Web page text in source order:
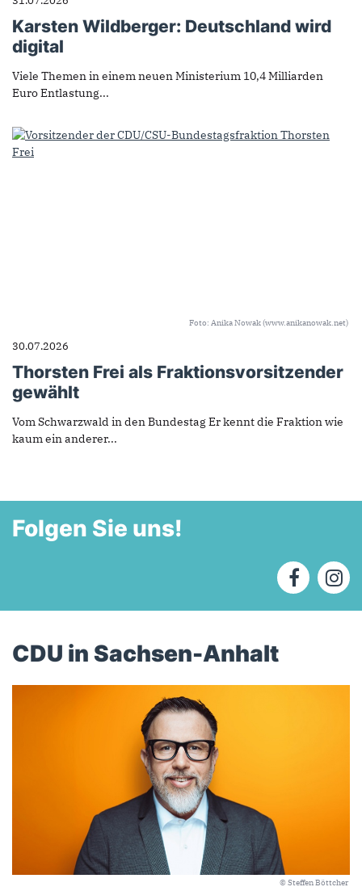
Karsten Wildberger: Deutschland wird
digital
Viele Themen in einem neuen Ministerium 10,4 Milliarden
Euro Entlastung...
Foto: Anika Nowak (www.anikanowak.net)
30.07.2026
Thorsten Frei als Fraktionsvorsitzender
gewählt
Vom Schwarzwald in den Bundestag Er kennt die Fraktion wie
kaum ein anderer...
Folgen Sie uns!
CDU in Sachsen-Anhalt
© Steffen Böttcher